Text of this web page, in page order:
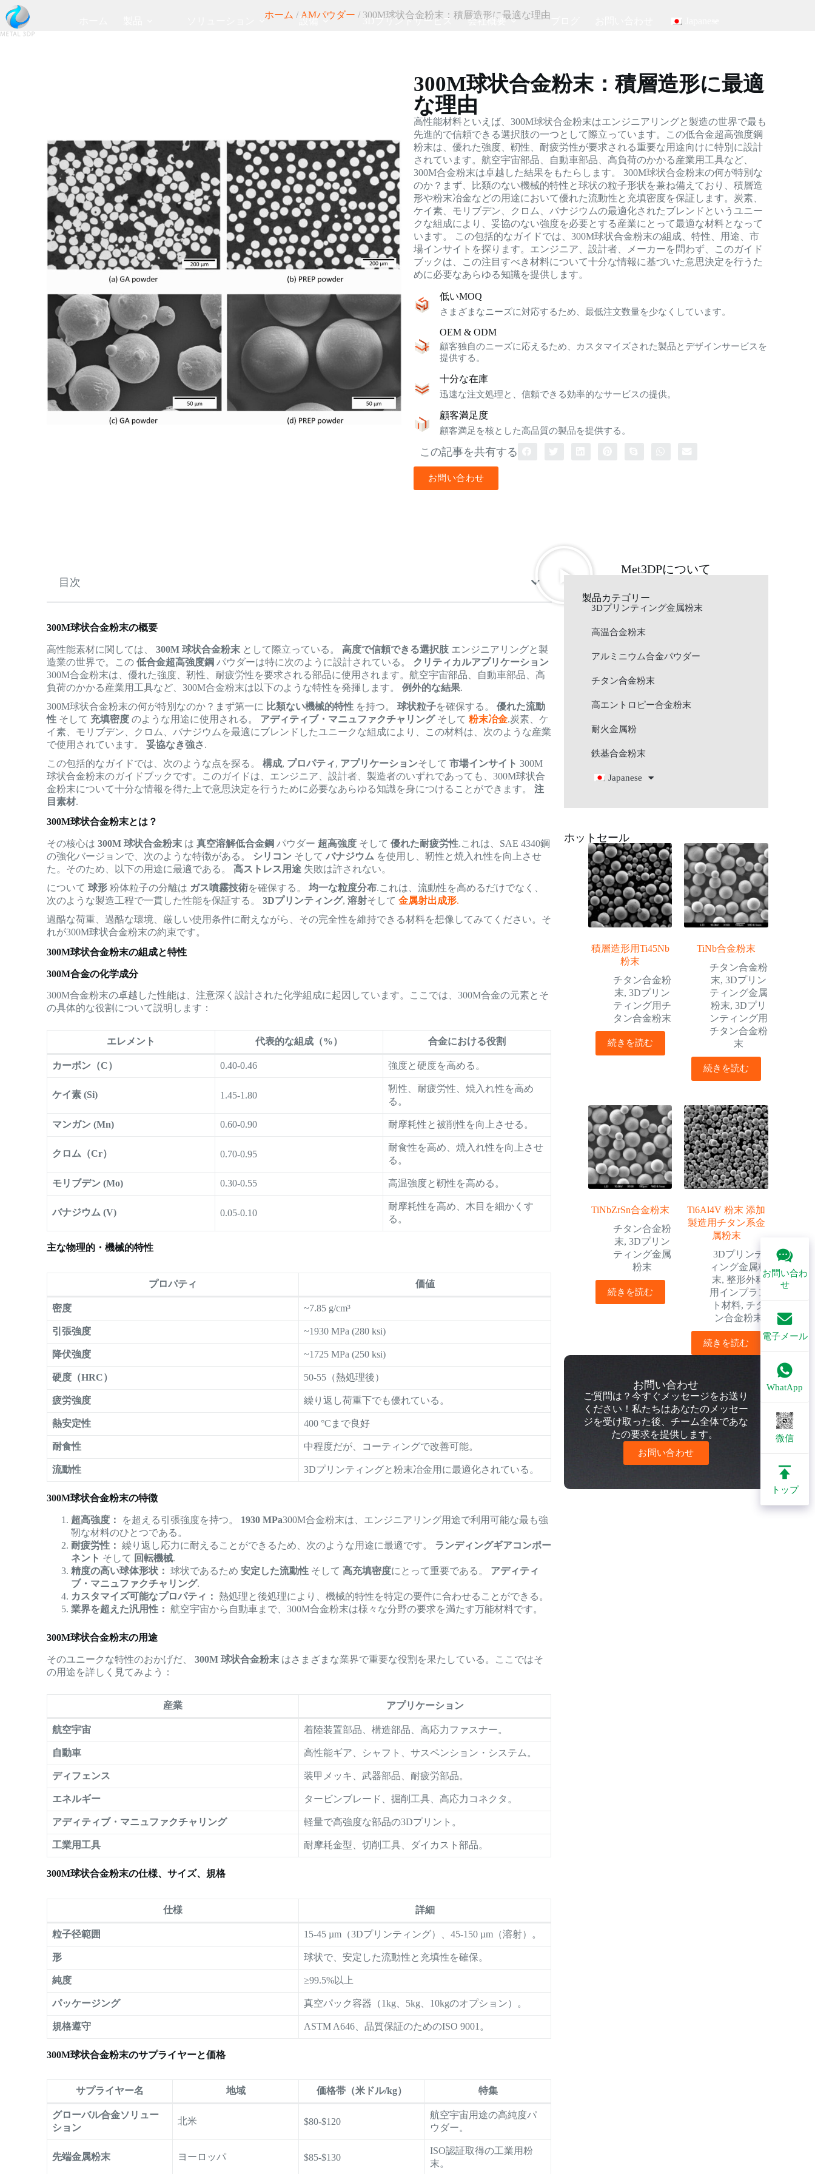
設備 3Dプリントサービス 会社概要
お問い合わ
せ
電子メール
WhatApp
微信
トップ
ホーム / AMパウダー / 300M球状合金粉末：積層造形に最適な理由
300M球状合金粉末：積層造形に最適
な理由
高性能材料といえば、300M球状合金粉末はエンジニアリングと製造の世界で最も
先進的で信頼できる選択肢の一つとして際立っています。この低合金超高強度鋼
粉末は、優れた強度、靭性、耐疲労性が要求される重要な用途向けに特別に設計
されています。航空宇宙部品、自動車部品、高負荷のかかる産業用工具など、
300M合金粉末は卓越した結果をもたらします。 300M球状合金粉末の何が特別な
のか？まず、比類のない機械的特性と球状の粒子形状を兼ね備えており、積層造
形や粉末冶金などの用途において優れた流動性と充填密度を保証します。炭素、
ケイ素、モリブデン、クロム、バナジウムの最適化されたブレンドというユニー
クな組成により、妥協のない強度を必要とする産業にとって最適な材料となって
います。 この包括的なガイドでは、300M球状合金粉末の組成、特性、用途、市
場インサイトを探ります。エンジニア、設計者、メーカーを問わず、このガイド
ブックは、この注目すべき材料について十分な情報に基づいた意思決定を行うた
めに必要なあらゆる知識を提供します。
低いMOQ
さまざまなニーズに対応するため、最低注文数量を少なくしています。
OEM & ODM
顧客独自のニーズに応えるため、カスタマイズされた製品とデザインサービスを
提供する。
十分な在庫
迅速な注文処理と、信頼できる効率的なサービスの提供。
顧客満足度
顧客満足を核とした高品質の製品を提供する。
この記事を共有する
お問い合わせ
目次
300M球状合金粉末の概要
高性能素材に関しては、300M 球状合金粉末 として際立っている。高度で信頼できる選択肢 エンジニアリングと製
造業の世界で。この低合金超高強度鋼 パウダーは特に次のように設計されている。 クリティカルアプリケーション
300M合金粉末は、優れた強度、靭性、耐疲労性を要求される部品に使用されます。航空宇宙部品、自動車部品、高
負荷のかかる産業用工具など、300M合金粉末は以下のような特性を発揮します。例外的な結果.
300M球状合金粉末の何が特別なのか？まず第一に 比類ない機械的特性 を持つ。球状粒子を確保する。優れた流動
性 そして 充填密度 のような用途に使用される。 アディティブ・マニュファクチャリングそして粉末冶金.炭素、ケ
イ素、モリブデン、クロム、バナジウムを最適にブレンドしたユニークな組成により、この材料は、次のような産業
で使用されています。妥協なき強さ.
この包括的なガイドでは、次のような点を探る。構成, プロパティ, アプリケーションそして市場インサイト 300M
球状合金粉末のガイドブックです。このガイドは、エンジニア、設計者、製造者のいずれであっても、300M球状合
金粉末について十分な情報を得た上で意思決定を行うために必要なあらゆる知識を身につけることができます。注
目素材.
300M球状合金粉末とは？
その核心は300M 球状合金粉末 は真空溶解低合金鋼 パウダー 超高強度 そして優れた耐疲労性.これは、SAE 4340鋼
の強化バージョンで、次のような特徴がある。
シリコン そしてバナジウム を使用し、靭性と焼入れ性を向上させ
た。そのため、以下の用途に最適である。高ストレス用途 失敗は許されない。
について球形 粉体粒子の分離は ガス噴霧技術を確保する。均一な粒度分布.これは、流動性を高めるだけでなく、
次のような製造工程で一貫した性能を保証する。3Dプリンティング,溶射そして金属射出成形.
過酷な荷重、過酷な環境、厳しい使用条件に耐えながら、その完全性を維持できる材料を想像してみてください。そ
れが300M球状合金粉末の約束です。
300M球状合金粉末の組成と特性
300M合金の化学成分
300M合金粉末の卓越した性能は、注意深く設計された化学組成に起因しています。ここでは、300M合金の元素とそ
の具体的な役割について説明します：
エレメント 代表的な組成（%） 合金における役割
カーボン（C） 0.40-0.46 強度と硬度を高める。
ケイ素 (Si) 1.45-1.80
靭性、耐疲労性、焼入れ性を高め
る。
マンガン (Mn) 0.60-0.90 耐摩耗性と被削性を向上させる。
クロム（Cr） 0.70-0.95
耐食性を高め、焼入れ性を向上させ
る。
モリブデン (Mo) 0.30-0.55 高温強度と靭性を高める。
バナジウム (V) 0.05-0.10
耐摩耗性を高め、木目を細かくす
る。
主な物理的・機械的特性
プロパティ 価値
密度 ~7.85 g/cm³
引張強度 ~1930 MPa (280 ksi)
降伏強度 ~1725 MPa (250 ksi)
硬度（HRC） 50-55（熱処理後）
疲労強度 繰り返し荷重下でも優れている。
熱安定性 400 °Cまで良好
耐食性 中程度だが、コーティングで改善可能。
流動性 3Dプリンティングと粉末冶金用に最適化されている。
300M球状合金粉末の特徴
超高強度： を超える引張強度を持つ。 1930 MPa300M合金粉末は、エンジニアリング用途で利用可能な最も強
靭な材料のひとつである。
耐疲労性： 繰り返し応力に耐えることができるため、次のような用途に最適です。 ランディングギアコンポー
ネント そして 回転機械.
精度の高い球体形状： 球状であるため安定した流動性 そして高充填密度にとって重要である。 アディティ
ブ・マニュファクチャリング.
カスタマイズ可能なプロパティ： 熱処理と後処理により、機械的特性を特定の要件に合わせることができる。
業界を超えた汎用性： 航空宇宙から自動車まで、300M合金粉末は様々な分野の要求を満たす万能材料です。
300M球状合金粉末の用途
そのユニークな特性のおかげだ、300M 球状合金粉末 はさまざまな業界で重要な役割を果たしている。ここではそ
の用途を詳しく見てみよう：
産業 アプリケーション
航空宇宙 着陸装置部品、構造部品、高応力ファスナー。
自動車 高性能ギア、シャフト、サスペンション・システム。
ディフェンス 装甲メッキ、武器部品、耐疲労部品。
エネルギー タービンブレード、掘削工具、高応力コネクタ。
アディティブ・マニュファクチャリング 軽量で高強度な部品の3Dプリント。
工業用工具 耐摩耗金型、切削工具、ダイカスト部品。
300M球状合金粉末の仕様、サイズ、規格
仕様 詳細
粒子径範囲 15-45 µm（3Dプリンティング）、45-150 µm（溶射）。
形 球状で、安定した流動性と充填性を確保。
純度 ≥99.5%以上
パッケージング 真空パック容器（1kg、5kg、10kgのオプション）。
規格遵守 ASTM A646、品質保証のためのISO 9001。
300M球状合金粉末のサプライヤーと価格
サプライヤー名 地域 価格帯（米ドル/kg） 特集
グローバル合金ソリュー
ション
北米 $80-$120
航空宇宙用途の高純度パ
ウダー。
先端金属粉末 ヨーロッパ $85-$130
ISO認証取得の工業用粉
末。
Met3DPについて
製品カテゴリー
3Dプリンティング金属粉末
高温合金粉末
アルミニウム合金パウダー
チタン合金粉末
高エントロピー合金粉末
耐火金属粉
鉄基合金粉末
Japanese
ホットセール
積層造形用Ti45Nb
粉末
チタン合金粉
末,3Dプリン
ティング用チ
タン合金粉末
続きを読む
TiNb合金粉末
チタン合金粉
末, 3Dプリン
ティング金属
粉末, 3Dプリ
ンティング用
チタン合金粉
末
続きを読む
TiNbZrSn合金粉末
チタン合金粉
末,3Dプリン
ティング金属
粉末
続きを読む
Ti6Al4V 粉末 添加
製造用チタン系金
属粉末
3Dプリンテ
ィング金属粉
末, 整形外科
用インプラン
ト材料, チタ
ン合金粉末
続きを読む
お問い合わせ
ご質問は？今すぐメッセージをお送り
ください！私たちはあなたのメッセー
ジを受け取った後、チーム全体であな
たの要求を提供します。
お問い合わせ